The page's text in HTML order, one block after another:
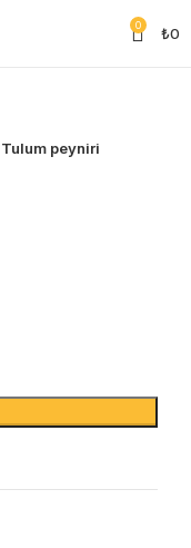
0 ₺0
Tulum peyniri